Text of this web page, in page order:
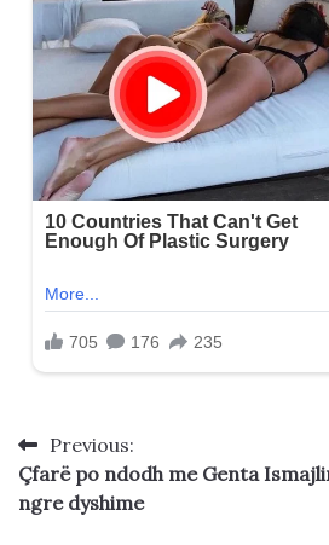
Post
navigation
Previous:
Çfarë po ndodh me Genta
ngre dyshime